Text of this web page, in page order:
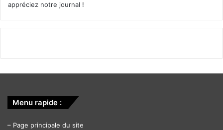
appréciez notre journal !
Menu rapide :
– Page principale du site